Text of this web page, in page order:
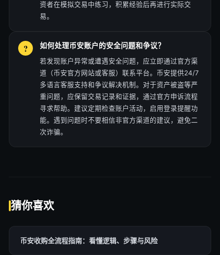
资者在模拟交易中练习，积累经验后再进行实际交
易。
如何处理币安账户的安全问题和争议？
若发现账户异常或遭遇安全问题，应立即通过官方渠
道（币安官方网站或客服）联系平台。币安提供24/7
多语言客服支持和争议解决机制。对于资产被盗等严
重问题，应保留交易记录和证据，通过官方申诉流程
寻求帮助。建议定期检查账户活动，启用登录提醒功
能。遇到问题时不要相信非官方渠道的建议，避免二
次诈骗。
猜你喜欢
币安收购全流程指南：看懂逻辑、步骤与风险